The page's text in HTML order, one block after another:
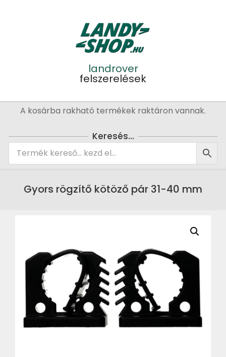
landrover
felszerelések
PrimaryA kosárba rakható termékek raktáron vannak.
Keresés…
Gyors rögzítő kötöző pár 31-40 mm